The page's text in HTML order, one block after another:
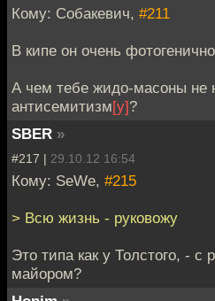
Кому: Собакевич, #211
В кипе он очень
А чем тебе жидо-масоны не
антисемитизм[у]?
SBER »
#217 | 29.10.12 16:54
Кому: SeWe, #215
> Всю жизнь - руковожу
Это типа как у Толстого, - с
майором?